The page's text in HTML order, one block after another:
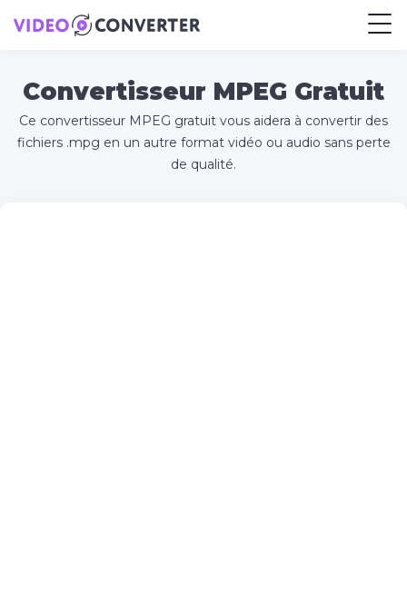
Convertisseur MPEG Gratuit
Ce convertisseur MPEG gratuit vous aidera à convertir des
fichiers .mpg en un autre format vidéo ou audio sans perte
de qualité.